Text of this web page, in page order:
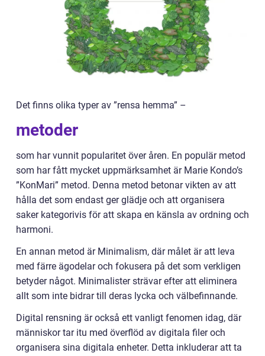
Det finns olika typer av ”rensa hemma” –
metoder
som har vunnit popularitet över åren. En populär metod
som har fått mycket uppmärksamhet är Marie Kondo’s
”KonMari” metod. Denna metod betonar vikten av att
hålla det som endast ger glädje och att organisera
saker kategorivis för att skapa en känsla av ordning och
harmoni.
En annan metod är Minimalism, där målet är att leva
med färre ägodelar och fokusera på det som verkligen
betyder något. Minimalister strävar efter att eliminera
allt som inte bidrar till deras lycka och välbefinnande.
Digital rensning är också ett vanligt fenomen idag, där
människor tar itu med överflöd av digitala filer och
organisera sina digitala enheter. Detta inkluderar att ta